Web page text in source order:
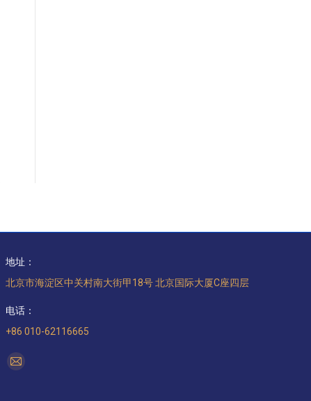
地址：
北京市海淀区中关村南大街甲18号 北京国际大厦C座四层
电话：
+86 010-62116665
找到我们：
Mail